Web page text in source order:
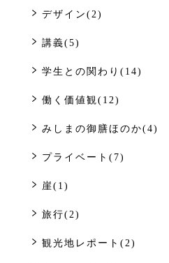
デザイン(2)
講義(5)
学生との関わり(14)
働く価値観(12)
みしまの御膳ほのか(4)
プライベート(7)
崖(1)
旅行(2)
観光地レポート(2)